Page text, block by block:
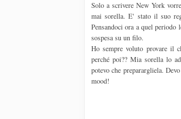
Solo a scrivere New York
mai sorella. E' stato il suo
Pensandoci ora a quel periodo
sospesa su un filo.
Ho sempre voluto provare il
perché poi?? Mia sorella lo
potevo che preparargliela.
mood!